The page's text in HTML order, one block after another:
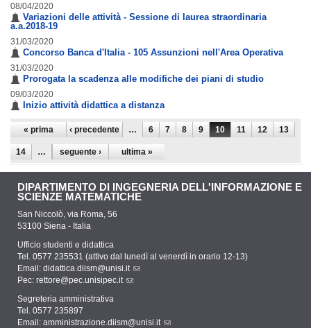
08/04/2020
Variazioni delle attività - Sessione di laurea straordinaria
a.a.2018-19
31/03/2020
Concorso Banca d'Italia - 105 Assunzioni nell'Area Operativa
31/03/2020
Prorogata la scadenza alle modifiche dei piani di studio
09/03/2020
Inizio attività didattica a distanza
Pagine
« prima ‹ precedente … 6 7 8 9 10 11 12 13
14 … seguente › ultima »
DIPARTIMENTO DI INGEGNERIA DELL'INFORMAZIONE E
SCIENZE MATEMATICHE
San Niccolò, via Roma, 56
53100 Siena - Italia
Ufficio studenti e didattica
Tel. 0577 235531 (attivo dal lunedì al venerdì in orario 12-13)
Email: didattica.diism@unisi.it
Pec: rettore@pec.unisipec.it
Segreteria amministrativa
Tel. 0577 235897
Email: amministrazione.diism@unisi.it